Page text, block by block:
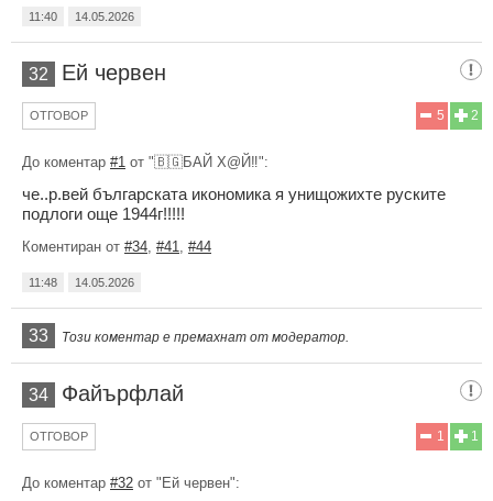
11:40 14.05.2026
32 Ей червен
2
5
ОТГОВОР
До коментар #1 от "🇧🇬БАЙ Х@Й‼️":
че..р.вей българската икономика я унищожихте руските
подлоги още 1944г!!!!!
Коментиран от #34 #41 #44
11:48 14.05.2026
33 Този коментар е премахнат от модератор.
34 Файърфлай
1
1
ОТГОВОР
До коментар #32 от "Ей червен":